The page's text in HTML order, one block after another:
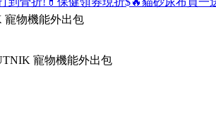
寵物機能外出包
寵物機能外出包